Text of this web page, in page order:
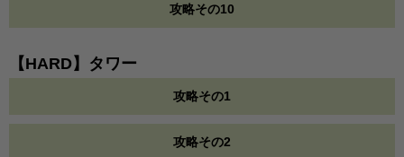
攻略その10
【HARD】タワー
攻略その1
攻略その2